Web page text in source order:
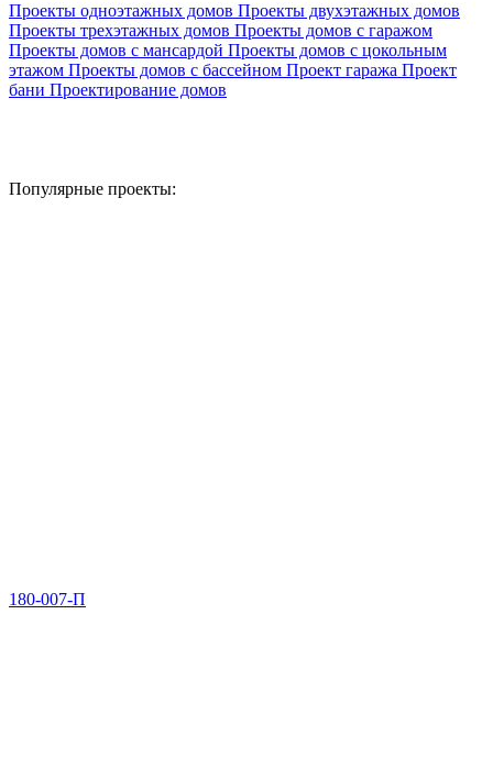
Проекты одноэтажных домов Проекты двухэтажных домов
Проекты трехэтажных домов Проекты домов с гаражом
Проекты домов с мансардой Проекты домов с цокольным
этажом Проекты домов с бассейном Проект гаража Проект
бани Проектирование домов
Популярные проекты:
180-007-П